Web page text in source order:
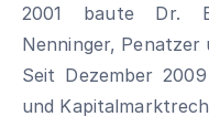
2001 baute Dr.
Nenninger, Penatzer
Seit Dezember
und